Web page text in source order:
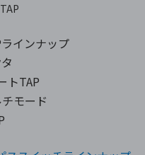
インナップ
トTAP
モード